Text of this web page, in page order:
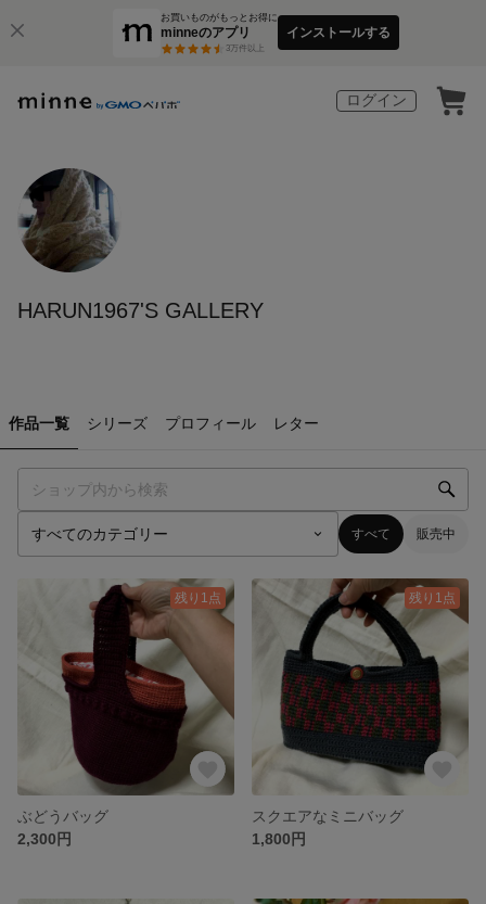
お買いものがもっとお得に
minneのアプリ
3万件以上
インストールする
ログイン
HARUN1967'S GALLERY
作品一覧 シリーズ プロフィール レター
すべて 販売中
残り1点
ぶどうバッグ
2,300円
残り1点
スクエアなミニバッグ
1,800円